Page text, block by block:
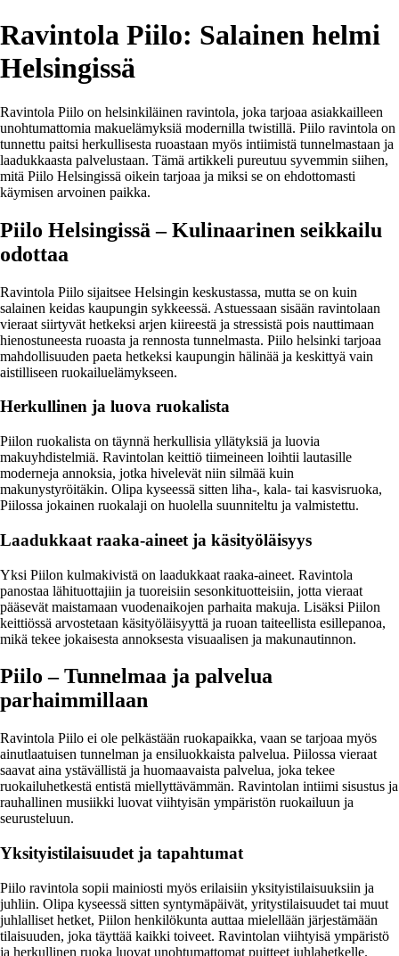
Ravintola Piilo: Salainen helmi
Helsingissä
Ravintola Piilo on helsinkiläinen ravintola, joka tarjoaa asiakkailleen
unohtumattomia makuelämyksiä modernilla twistillä. Piilo ravintola on
tunnettu paitsi herkullisesta ruoastaan myös intiimistä tunnelmastaan ja
laadukkaasta palvelustaan. Tämä artikkeli pureutuu syvemmin siihen,
mitä Piilo Helsingissä oikein tarjoaa ja miksi se on ehdottomasti
käymisen arvoinen paikka.
Piilo Helsingissä – Kulinaarinen seikkailu
odottaa
Ravintola Piilo sijaitsee Helsingin keskustassa, mutta se on kuin
salainen keidas kaupungin sykkeessä. Astuessaan sisään ravintolaan
vieraat siirtyvät hetkeksi arjen kiireestä ja stressistä pois nauttimaan
hienostuneesta ruoasta ja rennosta tunnelmasta. Piilo helsinki tarjoaa
mahdollisuuden paeta hetkeksi kaupungin hälinää ja keskittyä vain
aistilliseen ruokailuelämykseen.
Herkullinen ja luova ruokalista
Piilon ruokalista on täynnä herkullisia yllätyksiä ja luovia
makuyhdistelmiä. Ravintolan keittiö tiimeineen loihtii lautasille
moderneja annoksia, jotka hivelevät niin silmää kuin
makunystyröitäkin. Olipa kyseessä sitten liha-, kala- tai kasvisruoka,
Piilossa jokainen ruokalaji on huolella suunniteltu ja valmistettu.
Laadukkaat raaka-aineet ja käsityöläisyys
Yksi Piilon kulmakivistä on laadukkaat raaka-aineet. Ravintola
panostaa lähituottajiin ja tuoreisiin sesonkituotteisiin, jotta vieraat
pääsevät maistamaan vuodenaikojen parhaita makuja. Lisäksi Piilon
keittiössä arvostetaan käsityöläisyyttä ja ruoan taiteellista esillepanoa,
mikä tekee jokaisesta annoksesta visuaalisen ja makunautinnon.
Piilo – Tunnelmaa ja palvelua
parhaimmillaan
Ravintola Piilo ei ole pelkästään ruokapaikka, vaan se tarjoaa myös
ainutlaatuisen tunnelman ja ensiluokkaista palvelua. Piilossa vieraat
saavat aina ystävällistä ja huomaavaista palvelua, joka tekee
ruokailuhetkestä entistä miellyttävämmän. Ravintolan intiimi sisustus ja
rauhallinen musiikki luovat viihtyisän ympäristön ruokailuun ja
seurusteluun.
Yksityistilaisuudet ja tapahtumat
Piilo ravintola sopii mainiosti myös erilaisiin yksityistilaisuuksiin ja
juhliin. Olipa kyseessä sitten syntymäpäivät, yritystilaisuudet tai muut
juhlalliset hetket, Piilon henkilökunta auttaa mielellään järjestämään
tilaisuuden, joka täyttää kaikki toiveet. Ravintolan viihtyisä ympäristö
ja herkullinen ruoka luovat unohtumattomat puitteet juhlahetkelle.